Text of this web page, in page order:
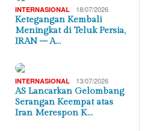
INTERNASIONAL 18/07/2026
Ketegangan Kembali
Meningkat di Teluk Persia,
IRAN – A…
INTERNASIONAL 13/07/2026
AS Lancarkan Gelombang
Serangan Keempat atas
Iran Merespon K…